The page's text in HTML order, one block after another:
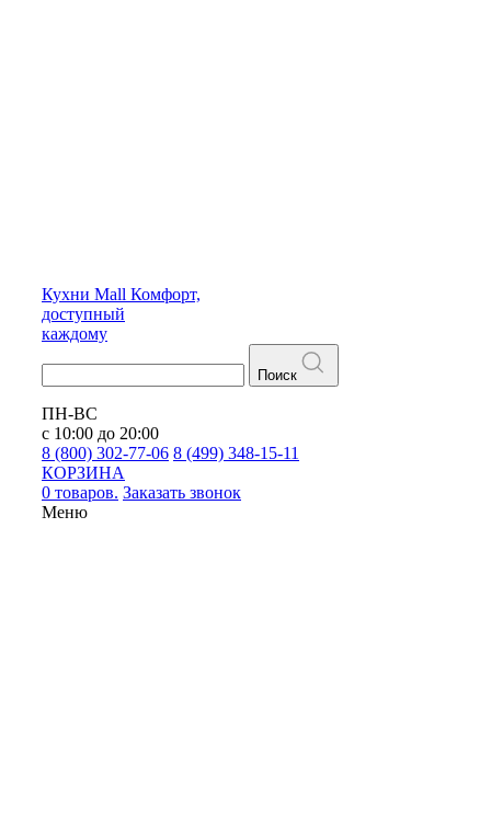
Кухни Mall Комфорт,
доступный
каждому
Поиск
ПН-ВС
с 10:00 до 20:00
8 (800) 302-77-06 8 (499) 348-15-11
КОРЗИНА
0 товаров. Заказать звонок
Меню